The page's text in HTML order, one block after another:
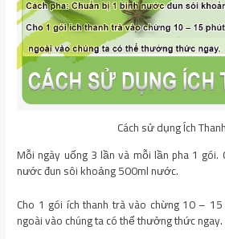
Cách sử dụng Ích
Mỗi ngày uống 3 lần và mỗi lần pha 1 gói.
nước đun sôi khoảng 500ml nước.
Cho 1 gói ích thanh trà vào chừng 10 –
ngoài vào chúng ta có thể thưởng thức ngay.